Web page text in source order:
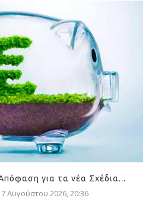
για τα νέα Σχέδια...
Αυγούστου 2026, 20:36